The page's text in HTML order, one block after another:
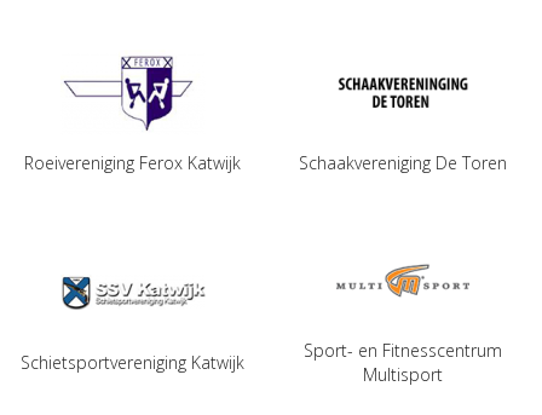
Roeivereniging Ferox Katwijk Schaakvereniging De Toren
Schietsportvereniging Katwijk
Sport- en Fitnesscentrum
Multisport